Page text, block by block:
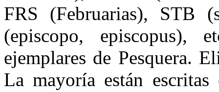
FRS (Februarias), STB
(episcopo,
ejemplares de Pesquera.
La mayoría están